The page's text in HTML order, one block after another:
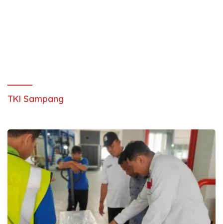
TKI Sampang